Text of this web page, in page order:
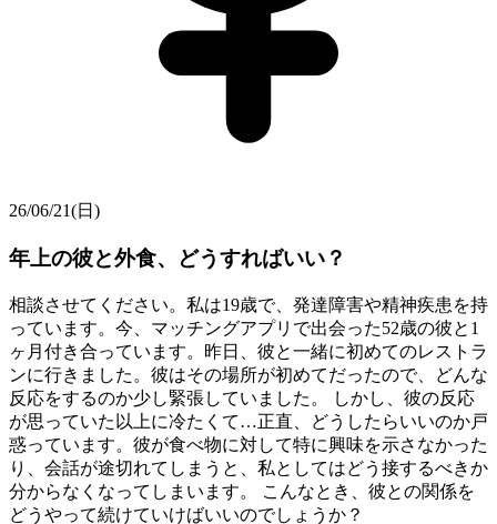
26/06/21(日)
年上の彼と外食、どうすればいい？
相談させてください。私は19歳で、発達障害や精神疾患を持
っています。今、マッチングアプリで出会った52歳の彼と1
ヶ月付き合っています。昨日、彼と一緒に初めてのレストラ
ンに行きました。彼はその場所が初めてだったので、どんな
反応をするのか少し緊張していました。 しかし、彼の反応
が思っていた以上に冷たくて…正直、どうしたらいいのか戸
惑っています。彼が食べ物に対して特に興味を示さなかった
り、会話が途切れてしまうと、私としてはどう接するべきか
分からなくなってしまいます。 こんなとき、彼との関係を
どうやって続けていけばいいのでしょうか？